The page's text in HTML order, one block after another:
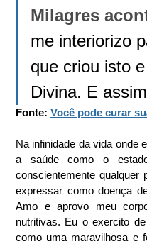
Milagres
me interiorizo
que criou isto
Divina. E
Fonte: Você pode curar
Na infinidade da vida onde
a saúde como o
conscientemente qualquer
expressar como doença
Amo e aprovo meu
nutritivas. Eu o exercito
como uma maravilhosa e